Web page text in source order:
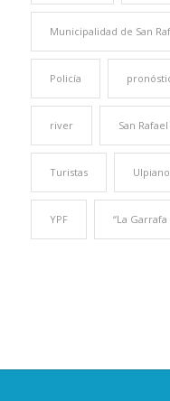
Municipalidad de San
Policía
river San Rafael
Turistas
YPF “La